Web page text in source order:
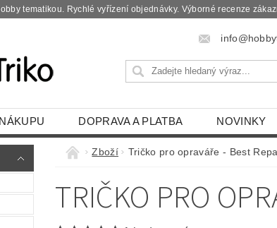
tematikou. Rychlé vyřízení objednávky. Výborné recenze
DOPRAVA A PLATBA NOVINKY
Zboží Tričko pro opraváře - Best
TRIČKO PRO